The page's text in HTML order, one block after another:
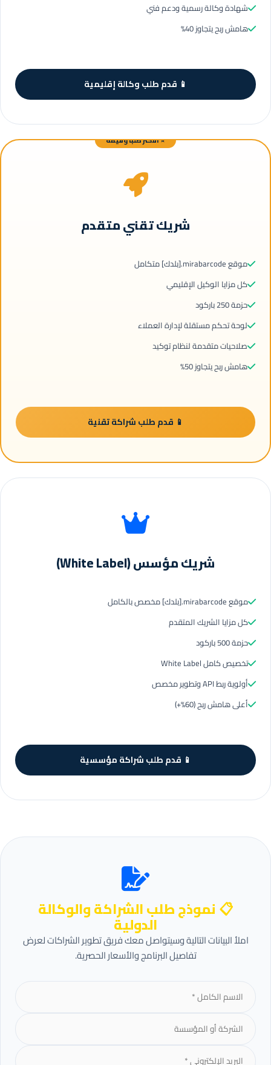
شهادة وكالة رسمية ودعم فني
هامش ربح يتجاوز 40%
📱 قدم طلب وكالة إقليمية
⭐ الأكثر طلباً وقيمة
شريك تقني متقدم
موقع mirabarcode.[بلدك] متكامل
كل مزايا الوكيل الإقليمي
حزمة 250 باركود
لوحة تحكم مستقلة لإدارة العملاء
صلاحيات متقدمة لنظام توكيد
هامش ربح يتجاوز 50%
📱 قدم طلب شراكة تقنية
شريك مؤسس (White Label)
موقع mirabarcode.[بلدك] مخصص بالكامل
كل مزايا الشريك المتقدم
حزمة 500 باركود
تخصيص كامل White Label
أولوية ربط API وتطوير مخصص
أعلى هامش ربح (60%+)
📱 قدم طلب شراكة مؤسسية
📋 نموذج طلب الشراكة والوكالة
الدولية
املأ البيانات التالية وسيتواصل معك فريق تطوير الشراكات لعرض
تفاصيل البرنامج والأسعار الحصرية.